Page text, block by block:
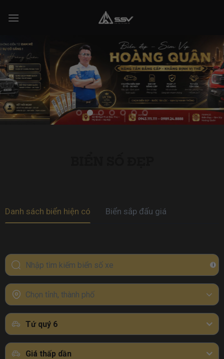
Danh sách biển hiện có Biển sắp đấu giá
i
Chọn tỉnh, thành phố
Tứ quý 6
Giá thấp dần